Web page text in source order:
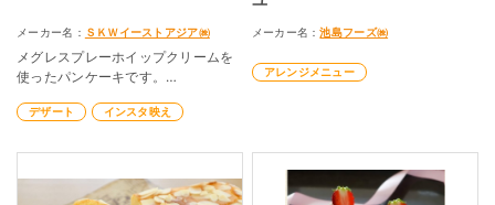
メーカー名： ＳＫＷイーストアジア㈱
メグレスプレーホイップクリームを
使ったパンケーキです。
甘さが自慢の
ム。
植物性油脂は使わず、乳脂肪分は
デザート インスタ映え
メーカー名：池島フーズ㈱
アレンジメニュー